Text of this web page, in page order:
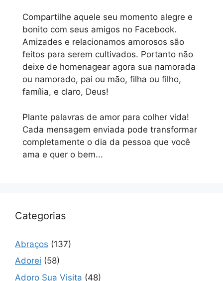
Compartilhe aquele seu momento alegre e
bonito com seus amigos no Facebook.
Amizades e relacionamos amorosos são
feitos para serem cultivados. Portanto não
deixe de homenagear agora sua namorada
ou namorado, pai ou mão, filha ou filho,
família, e claro, Deus!
Plante palavras de amor para colher vida!
Cada mensagem enviada pode transformar
completamente o dia da pessoa que você
ama e quer o bem...
Categorias
Abraços (137)
Adorei (58)
Adoro Sua Visita (48)